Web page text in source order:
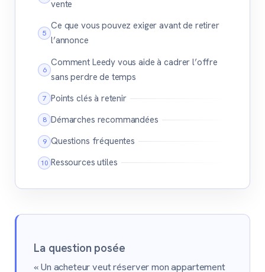
vente
Ce que vous pouvez exiger avant de retirer
l’annonce
Comment Leedy vous aide à cadrer l’offre
sans perdre de temps
Points clés à retenir
Démarches recommandées
Questions fréquentes
Ressources utiles
La question posée
« Un acheteur veut réserver mon appartement